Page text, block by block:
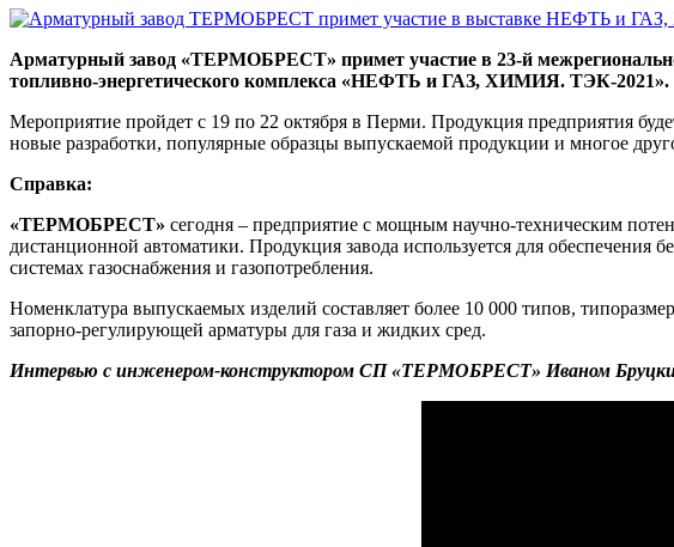
Арматурный завод «ТЕРМОБРЕСТ» примет участие в 23-й
топливно-энергетического комплекса «НЕФТЬ и ГАЗ, ХИМИЯ. ТЭК-2021».
Мероприятие пройдет с 19 по 22 октября в Перми. Продукция предприятия
новые разработки, популярные образцы выпускаемой продукции и многое
Справка:
«ТЕРМОБРЕСТ» сегодня – предприятие с мощным научно-техническим
дистанционной автоматики. Продукция завода используется для обеспечения
системах газоснабжения и газопотребления.
Номенклатура выпускаемых изделий составляет более 10 000 типов,
запорно-регулирующей арматуры для газа и жидких сред.
Интервью с инженером-конструктором СП «ТЕРМОБРЕСТ» Иваном